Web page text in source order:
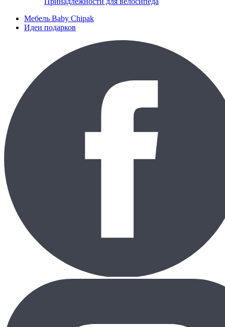
Мебель Baby Chipak
Идеи подарков